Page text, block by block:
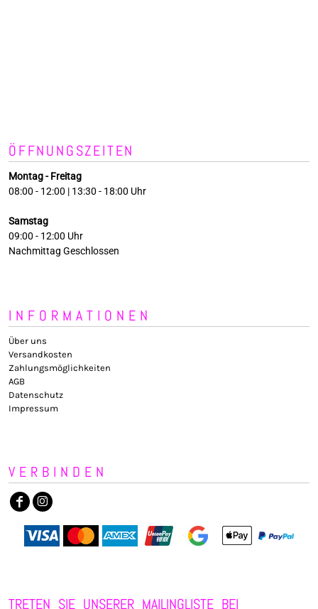
ÖFFNUNGSZEITEN
Montag - Freitag
08:00 - 12:00 | 13:30 - 18:00 Uhr
Samstag
09:00 - 12:00 Uhr
Nachmittag Geschlossen
INFORMATIONEN
Über uns
Versandkosten
Zahlungsmöglichkeiten
AGB
Datenschutz
Impressum
VERBINDEN
TRETEN SIE UNSERER MAILINGLISTE BEI